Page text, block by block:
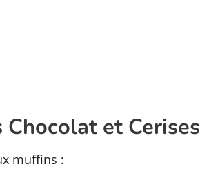
et Cerises
muffins :